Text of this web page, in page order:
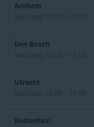
Arnhem
Den Bosch
Utrecht
Rotterdam